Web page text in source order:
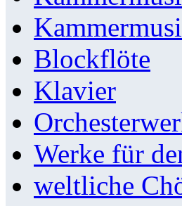
Blockflöte
Klavier
Werke für
weltliche